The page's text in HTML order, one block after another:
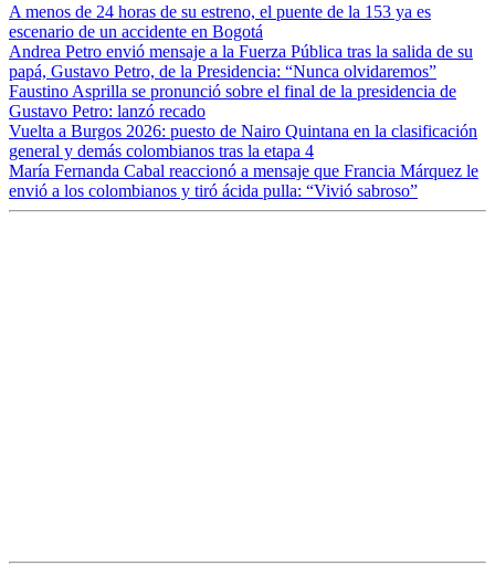
A menos de 24 horas de su estreno, el puente de la 153 ya es
escenario de un accidente en Bogotá
Andrea Petro envió mensaje a la Fuerza Pública tras la salida de su
papá, Gustavo Petro, de la Presidencia: “Nunca olvidaremos”
Faustino Asprilla se pronunció sobre el final de la presidencia de
Gustavo Petro: lanzó recado
Vuelta a Burgos 2026: puesto de Nairo Quintana en la clasificación
general y demás colombianos tras la etapa 4
María Fernanda Cabal reaccionó a mensaje que Francia Márquez le
envió a los colombianos y tiró ácida pulla: “Vivió sabroso”